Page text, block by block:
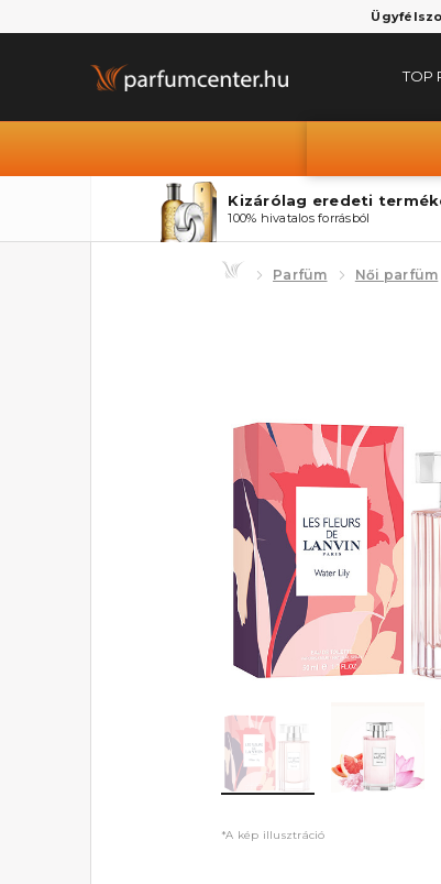
TOP
Kizárólag eredeti
100% hivatalos forrásból
Parfüm Női parfüm
*A kép illusztráció